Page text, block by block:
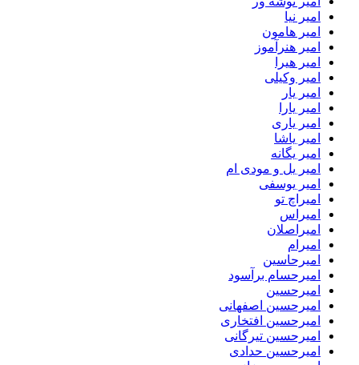
امیر نیا
امیر هامون
امیر هنرآموز
امیر هیرا
امیر وکیلی
امیر یار
امیر یارا
امیر یاری
امیر یاشا
امیر یگانه
امیر یل و مودی ام
امیر یوسفی
امیراچ تو
امیراس
امیراصلان
امیرام
امیرحاسین
امیرحسام برآسود
امیرحسین
امیرحسین اصفهانی
امیرحسین افتخاری
امیرحسین تیرگانی
امیرحسین حدادی